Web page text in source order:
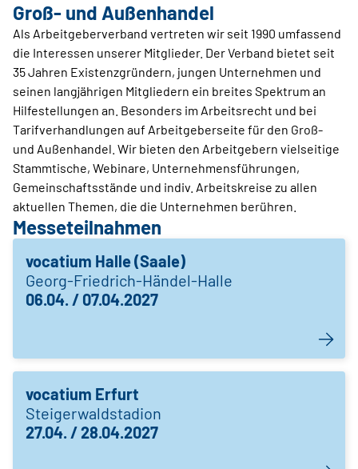
Groß- und Außenhandel
Als Arbeitgeberverband vertreten wir seit 1990 umfassend
die Interessen unserer Mitglieder. Der Verband bietet seit
35 Jahren Existenzgründern, jungen Unternehmen und
seinen langjährigen Mitgliedern ein breites Spektrum an
Hilfestellungen an. Besonders im Arbeitsrecht und bei
Tarifverhandlungen auf Arbeitgeberseite für den Groß-
und Außenhandel. Wir bieten den Arbeitgebern vielseitige
Stammtische, Webinare, Unternehmensführungen,
Gemeinschaftsstände und indiv. Arbeitskreise zu allen
aktuellen Themen, die die Unternehmen berühren.
Messeteilnahmen
vocatium Halle (Saale)
Georg-Friedrich-Händel-Halle
06.04. / 07.04.2027
vocatium Erfurt
Steigerwaldstadion
27.04. / 28.04.2027